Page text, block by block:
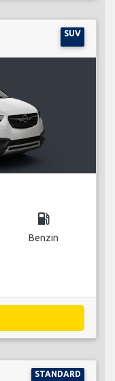
SUV
local_gas_station
Benzin
STANDARD